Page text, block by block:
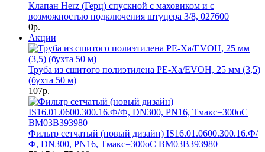
Клапан Herz (Герц) спускной с маховиком и с
возможностью подключения штуцера 3/8, 027600
0р.
Акции
Труба из сшитого полиэтилена PE-Xa/EVOH, 25 мм (3,5)
(бухта 50 м)
107р.
Фильтр сетчатый (новый дизайн) IS16.01.0600.300.16.Ф/
Ф, DN300, РN16, Тмакс=300оС BM03B393980